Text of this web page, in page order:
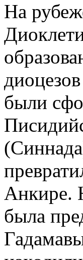
На
были
Анкире.
была